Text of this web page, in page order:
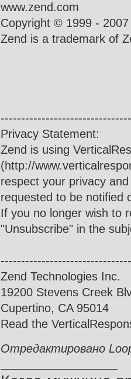
www.zend.com
Copyright © 1999 -
Zend is a trademark of
Privacy Statement:
Zend is using
(http://
respect your privacy
requested to be notified
If you no longer wish to
"Unsubscribe" in the
Zend Technologies Inc.
19200 Stevens Creek
Cupertino, CA 95014
Read the
Отредактировано